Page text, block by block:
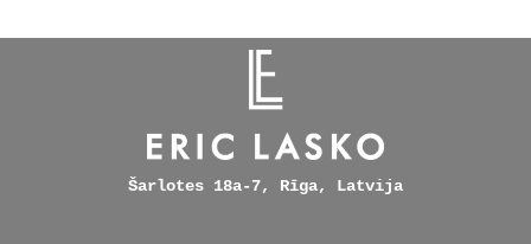
Šarlotes 18a-7, Rīga, Latvija